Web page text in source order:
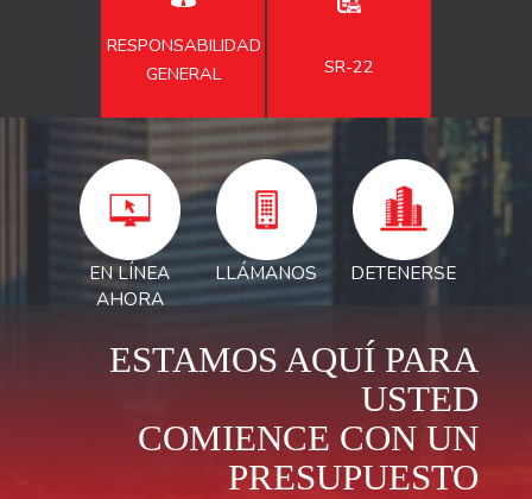
RESPONSABILIDAD
GENERAL
SR-22
EN LÍNEA
AHORA
LLÁMANOS DETENERSE
ESTAMOS AQUÍ PARA
USTED
COMIENCE CON UN
PRESUPUESTO